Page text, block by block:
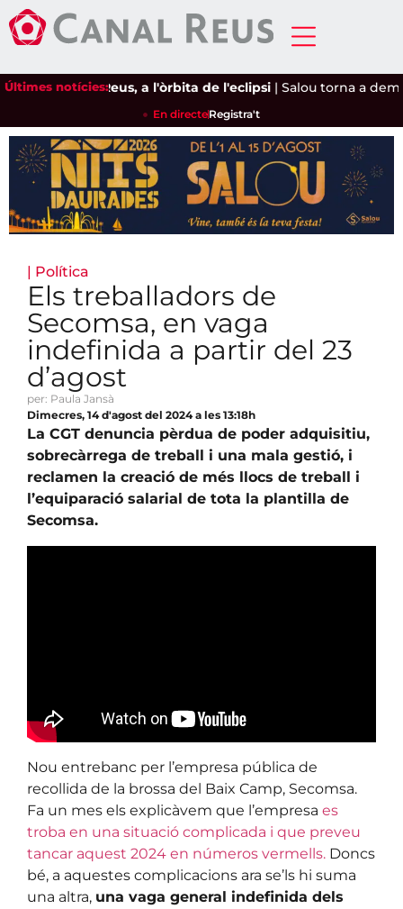
Últimes notícies:Reus, a l'òrbita de l'eclipsi|Salou torna a
En directeRegistra't
| Política
Els treballadors de
Secomsa, en vaga
indefinida a partir del 23
d’agost
per: Paula Jansà
Dimecres, 14 d'agost del 2024 a les 13:18h
La CGT denuncia pèrdua de poder adquisitiu,
sobrecàrrega de treball i una mala gestió, i
reclamen la creació de més llocs de treball i
l’equiparació salarial de tota la plantilla de
Secomsa.
Nou entrebanc per l’empresa pública de
recollida de la brossa del Baix Camp, Secomsa.
Fa un mes els explicàvem que l’empresa es
troba en una situació complicada i que preveu
tancar aquest 2024 en números vermells. Doncs
bé, a aquestes complicacions ara se’ls hi suma
una altra, una vaga general indefinida dels